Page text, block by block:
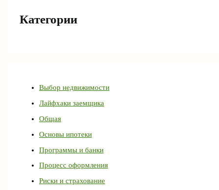
Категории
Выбор недвижимости
Лайфхаки заемщика
Общая
Основы ипотеки
Программы и банки
Процесс оформления
Риски и страхование